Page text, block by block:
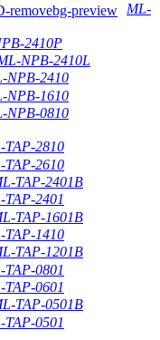
ML-
2410P
NPB-2410L
NPB-2410
NPB-1610
NPB-0810
TAP-2810
TAP-2610
TAP-2401B
TAP-2401
TAP-1601B
TAP-1410
TAP-1201B
TAP-0801
TAP-0601
TAP-0501B
TAP-0501